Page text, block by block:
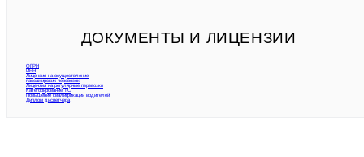
ДОКУМЕНТЫ И ЛИЦЕНЗИИ
ОГРН
ИНН
Лицензия на осуществление
пассажирских перевозок
Лицензия на регулярные перевозки
Категорирование ТС
Повышение квалификации водителей
Диплом диспетчера